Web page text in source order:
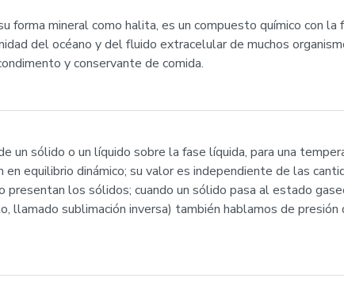
forma mineral como halita, es un compuesto químico con la
del océano y del fluido extracelular de muchos
y conservante de comida.
un sólido o un líquido sobre la fase líquida, para una
equilibrio dinámico; su valor es independiente de las
los sólidos; cuando un sólido pasa al estado
llamado sublimación inversa) también hablamos de presión